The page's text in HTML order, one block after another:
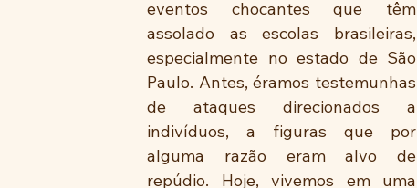
eventos chocantes que têm
assolado as escolas brasileiras,
especialmente no estado de São
Paulo. Antes, éramos testemunhas
de ataques direcionados a
indivíduos, a figuras que por
alguma razão eram alvo de
repúdio. Hoje, vivemos em uma